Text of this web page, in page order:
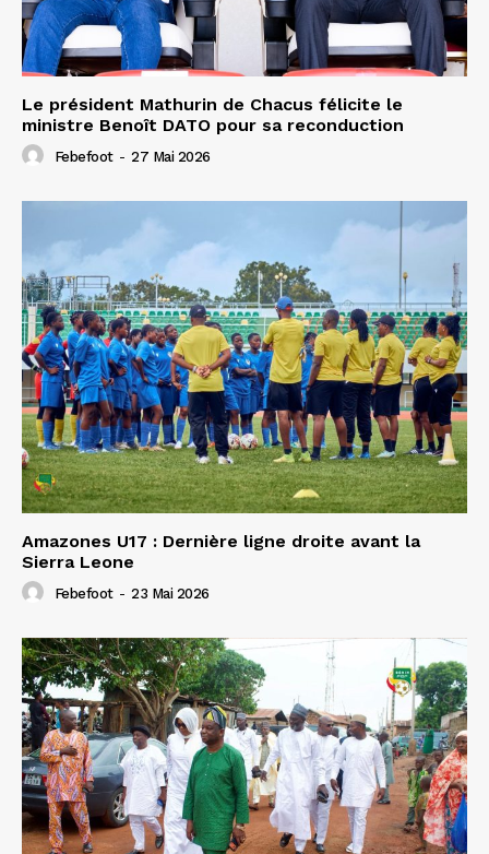
Le président Mathurin de Chacus félicite le
ministre Benoît DATO pour sa reconduction
Febefoot - 27 Mai 2026
Amazones U17 : Dernière ligne droite avant la
Sierra Leone
Febefoot - 23 Mai 2026